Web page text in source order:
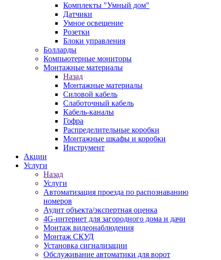
Комплекты "Умный дом"
Датчики
Умное освещение
Розетки
Блоки управления
Болларды
Компьютерные мониторы
Монтажные материалы
Назад
Монтажные материалы
Силовой кабель
Слаботочный кабель
Кабель-каналы
Гофра
Распределительные коробки
Монтажные шкафы и коробки
Инструмент
Акции
Услуги
Назад
Услуги
Автоматизация проезда по распознаванию
номеров
Аудит объекта/экспертная оценка
4G-интернет для загородного дома и дачи
Монтаж видеонаблюдения
Монтаж СКУД
Установка сигнализации
Обслуживание автоматики для ворот